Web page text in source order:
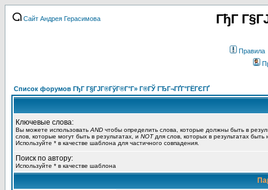
Сайт Андрея Герасимова ГђГ
Правила
Список форумов ГђГ Г§ГЈГ®ГўГ®Г°Г» Г®ГЎ ГЂГ¬ГҐГ°ГЁГЄГҐ
Ключевые слова:
Вы можете использовать AND чтобы определить слова, которые должны быть в
слов, которые могут быть в результатах, и NOTдля слов, которых в результатах
Используйте * в качестве шаблона для частичного совпадения.
Поиск по автору:
Используйте * в качестве шаблона